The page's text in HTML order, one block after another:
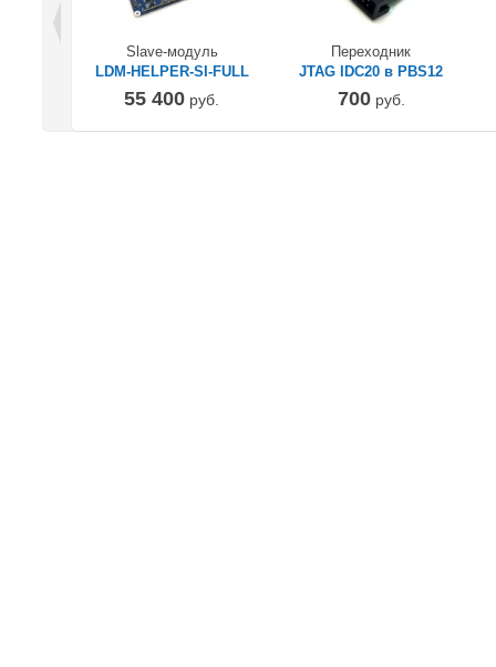
Slave-модуль
LDM-HELPER-SI-FULL
55 400 руб.
Переходник
JTAG IDC20 в PBS12
700руб.